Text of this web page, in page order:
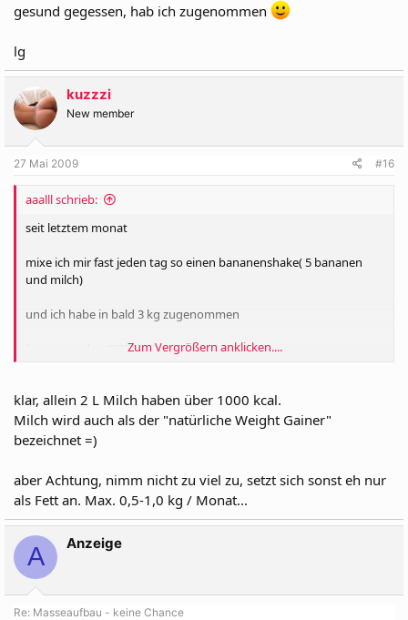
gesund gegessen, hab ich zugenommen
lg
kuzzzi
New member
27 Mai 2009 #16
aaalll schrieb:
seit letztem monat
mixe ich mir fast jeden tag so einen bananenshake( 5 bananen
und milch)
und ich habe in bald 3 kg zugenommen
liegt es an dem?????Zum Vergrößern anklicken....
klar, allein 2 L Milch haben über 1000 kcal.
Milch wird auch als der "natürliche Weight Gainer"
bezeichnet =)
aber Achtung, nimm nicht zu viel zu, setzt sich sonst eh nur
als Fett an. Max. 0,5-1,0 kg / Monat...
A Anzeige
Re: Masseaufbau - keine Chance